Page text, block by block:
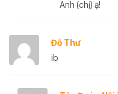
Anh (chị) ạ!
Đỗ Thư
ib